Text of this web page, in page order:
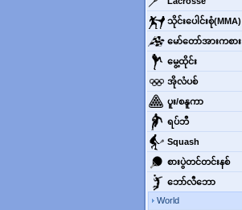
‌သိုင်းပေါင်းစုံ(MMA)
‌မော်တော်အားကစား
‌မွေ့ထိုင်း
‌အိုလံပစ်
‌ပူး/စနူကာ
‌ရပ်ဘီ
‌Squash
‌စားပွဲတင်တင်းနစ်
‌ဘော်လီ‌ဘော
World